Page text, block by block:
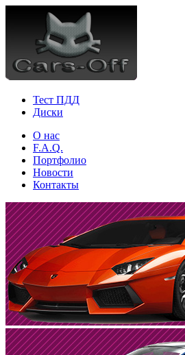
Тест ПДД
Диски
О нас
F.A.Q.
Портфолио
Новости
Контакты